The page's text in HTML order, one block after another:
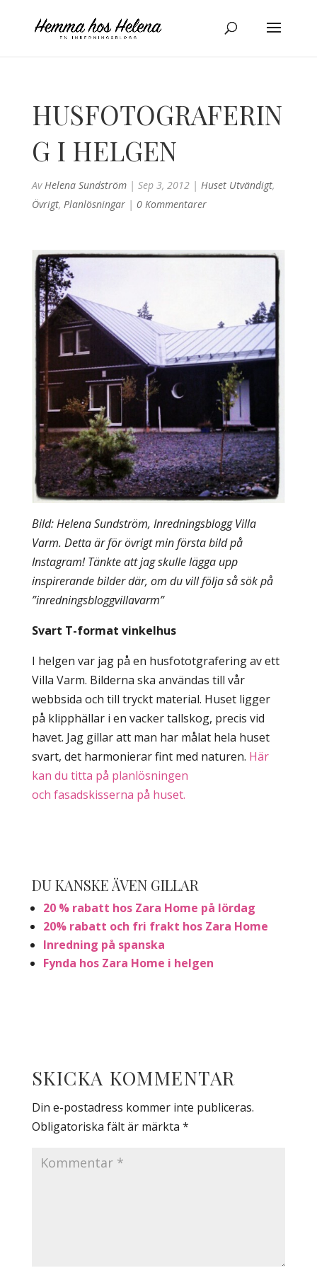
HUSFOTOGRAFERIN
G I HELGEN
AvHelena Sundström| Sep 3, 2012| Huset Utvändigt,
Övrigt, Planlösningar| 0 Kommentarer
Bild: Helena Sundström, Inredningsblogg Villa
Varm. Detta är för övrigt min första bild på
Instagram! Tänkte att jag skulle lägga upp
inspirerande bilder där, om du vill följa så sök på
”inredningsbloggvillavarm”
Svart T-format vinkelhus
I helgen var jag på en husfototgrafering av ett
Villa Varm. Bilderna ska användas till vår
webbsida och till tryckt material. Huset ligger
på klipphällar i en vacker tallskog, precis vid
havet. Jag gillar att man har målat hela huset
svart, det harmonierar fint med naturen. Här
kan du titta på planlösningen
och fasadskisserna på huset.
DU KANSKE ÄVEN GILLAR
20 % rabatt hos Zara Home på lördag
20% rabatt och fri frakt hos Zara Home
Inredning på spanska
Fynda hos Zara Home i helgen
SKICKA KOMMENTAR
Din e-postadress kommer inte publiceras.
Obligatoriska fält är märkta *